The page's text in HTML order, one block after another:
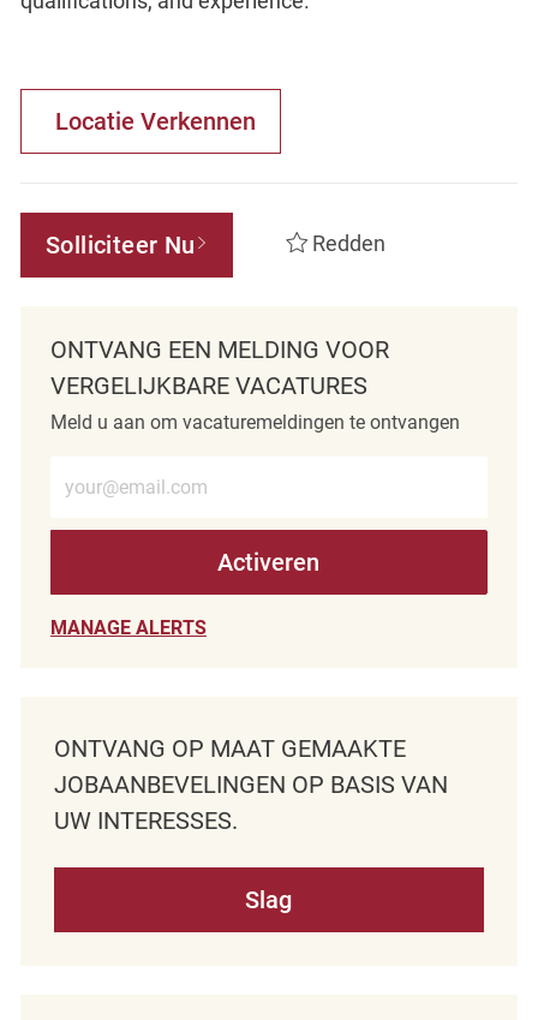
Locatie Verkennen
Solliciteer Nu Redden
ONTVANG EEN MELDING VOOR
VERGELIJKBARE VACATURES
Meld u aan om vacaturemeldingen te ontvangen
Activeren
MANAGE ALERTS
ONTVANG OP MAAT GEMAAKTE
JOBAANBEVELINGEN OP BASIS VAN
UW INTERESSES.
Slag